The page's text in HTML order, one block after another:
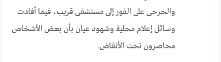
والجرحى على الفور إلى مستشفى قريب، فيما أفادت
وسائل إعلام محلية وشهود عيان بأن بعض الأشخاص
محاصرون تحت الأنقاض.